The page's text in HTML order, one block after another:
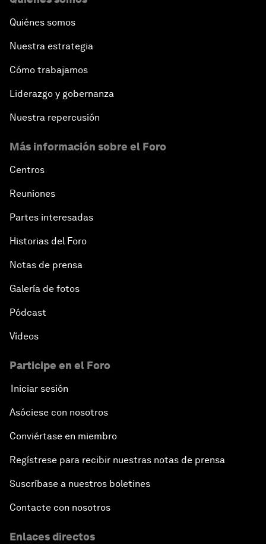
Quiénes somos
Nuestra estrategia
Cómo trabajamos
Liderazgo y gobernanza
Nuestra repercusión
Más información sobre el Foro
Centros
Reuniones
Partes interesadas
Historias del Foro
Notas de prensa
Galería de fotos
Pódcast
Vídeos
Participe en el Foro
Iniciar sesión
Asóciese con nosotros
Conviértase en miembro
Regístrese para recibir nuestras notas de prensa
Suscríbase a nuestros boletines
Contacte con nosotros
Enlaces directos